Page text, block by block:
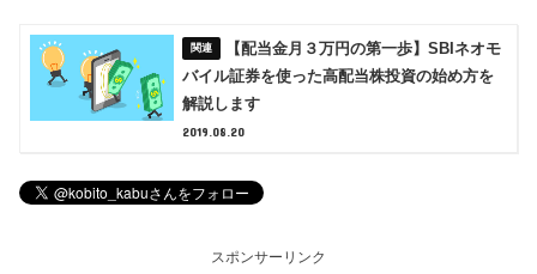
【配当金月３万円の第一歩】SBIネオモ
バイル証券を使った高配当株投資の始め方を
解説します
2019.08.20
スポンサーリンク